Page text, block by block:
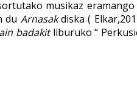
musikaz
du Arnasakdiska (
badakitliburuko “